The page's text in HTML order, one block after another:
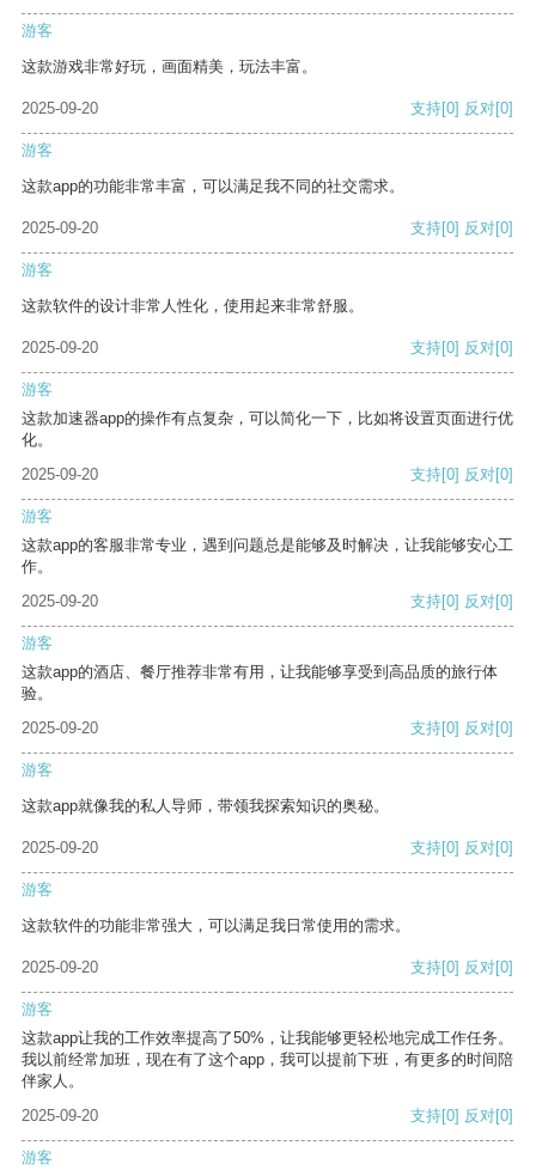
游客
这款游戏非常好玩，画面精美，玩法丰富。
2025-09-20 支持[0] 反对[0]
游客
这款app的功能非常丰富，可以满足我不同的社交需求。
2025-09-20 支持[0] 反对[0]
游客
这款软件的设计非常人性化，使用起来非常舒服。
2025-09-20 支持[0] 反对[0]
游客
这款加速器app的操作有点复杂，可以简化一下，比如将设置页面进行优
化。
2025-09-20
支持[0] 反对[0]
游客
这款app的客服非常专业，遇到问题总是能够及时解决，让我能够安心工
作。
2025-09-20
支持[0] 反对[0]
游客
这款app的酒店、餐厅推荐非常有用，让我能够享受到高品质的旅行体
验。
2025-09-20
支持[0] 反对[0]
游客
这款app就像我的私人导师，带领我探索知识的奥秘。
2025-09-20 支持[0] 反对[0]
游客
这款软件的功能非常强大，可以满足我日常使用的需求。
2025-09-20 支持[0] 反对[0]
游客
这款app让我的工作效率提高了50%，让我能够更轻松地完成工作任务。
我以前经常加班，现在有了这个app，我可以提前下班，有更多的时间陪
伴家人。
2025-09-20
支持[0] 反对[0]
游客